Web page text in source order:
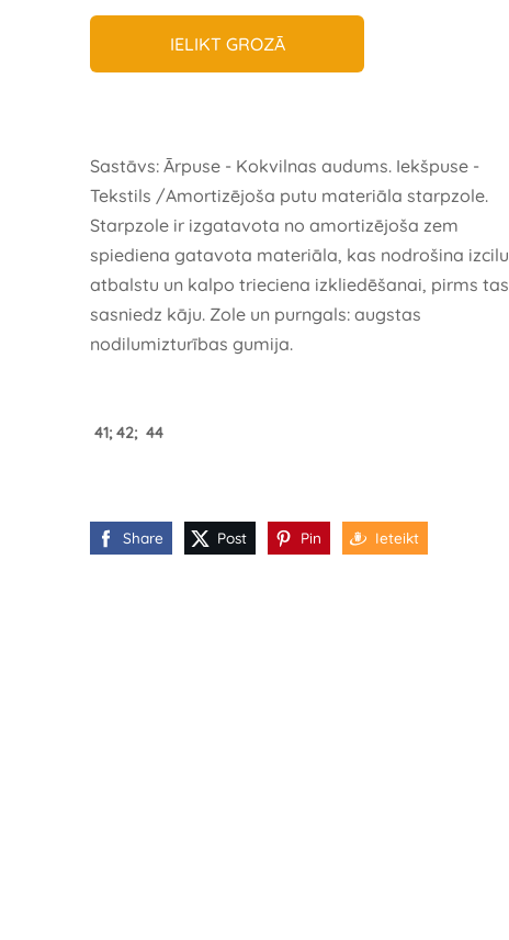
IELIKT GROZĀ
Sastāvs: Ārpuse - Kokvilnas audums. Iekšpuse -
Tekstils /Amortizējoša putu materiāla starpzole.
Starpzole ir izgatavota no amortizējoša zem
spiediena gatavota materiāla, kas nodrošina izcilu
atbalstu un kalpo trieciena izkliedēšanai, pirms tas
sasniedz kāju. Zole un purngals: augstas
nodilumizturības gumija.
41; 42; 44
Share Post Pin Ieteikt